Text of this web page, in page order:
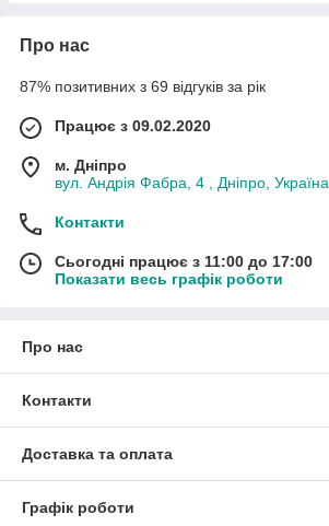
Про нас
87% позитивних з 69 відгуків за рік
Працює з 09.02.2020
м. Дніпро
вул. Андрія Фабра, 4 , Дніпро, Україна
Контакти
Сьогодні працює з 11:00 до 17:00
Показати весь графік роботи
Про нас
Контакти
Доставка та оплата
Графік роботи